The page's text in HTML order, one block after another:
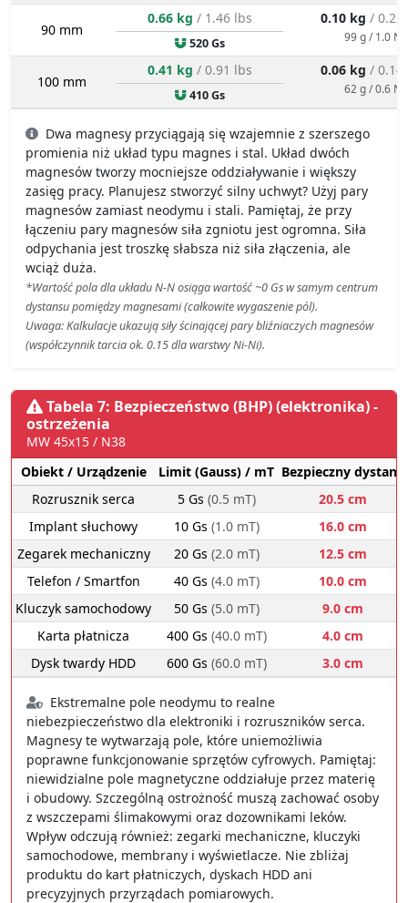
90 mm
0.66 kg / 1.46 lbs
520 Gs
0.10 kg / 0.22
99 g / 1.0 N
100 mm
0.41 kg / 0.91 lbs
410 Gs
0.06 kg / 0.14
62 g / 0.6 N
Dwa magnesy przyciągają się wzajemnie z szerszego
promienia niż układ typu magnes i stal. Układ dwóch
magnesów tworzy mocniejsze oddziaływanie i większy
zasięg pracy. Planujesz stworzyć silny uchwyt? Użyj pary
magnesów zamiast neodymu i stali. Pamiętaj, że przy
łączeniu pary magnesów siła zgniotu jest ogromna. Siła
odpychania jest troszkę słabsza niż siła złączenia, ale
wciąż duża.
*Wartość pola dla układu N-N osiąga wartość ~0 Gs w samym centrum
dystansu pomiędzy magnesami (całkowite wygaszenie pól).
Uwaga: Kalkulacje ukazują siły ścinającej pary bliźniaczych magnesów
(współczynnik tarcia ok. 0.15 dla warstwy Ni-Ni).
Tabela 7: Bezpieczeństwo (BHP) (elektronika) -
ostrzeżenia
MW 45x15 / N38
Obiekt / Urządzenie
Limit (Gauss) / mT Bezpieczny dystans
Rozrusznik serca
5 Gs (0.5 mT)
20.5 cm
Implant słuchowy
10 Gs (1.0 mT)
16.0 cm
Zegarek mechaniczny
20 Gs (2.0 mT)
12.5 cm
Telefon / Smartfon
40 Gs (4.0 mT)
10.0 cm
Kluczyk samochodowy
50 Gs (5.0 mT)
9.0 cm
Karta płatnicza
400 Gs (40.0 mT)
4.0 cm
Dysk twardy HDD
600 Gs (60.0 mT) 3.0 cm
Ekstremalne pole neodymu to realne
niebezpieczeństwo dla elektroniki i rozruszników serca.
Magnesy te wytwarzają pole, które uniemożliwia
poprawne funkcjonowanie sprzętów cyfrowych. Pamiętaj:
niewidzialne pole magnetyczne oddziałuje przez materię
i obudowy. Szczególną ostrożność muszą zachować osoby
z wszczepami ślimakowymi oraz dozownikami leków.
Wpływ odczują również: zegarki mechaniczne, kluczyki
samochodowe, membrany i wyświetlacze. Nie zbliżaj
produktu do kart płatniczych, dyskach HDD ani
precyzyjnych przyrządach pomiarowych.